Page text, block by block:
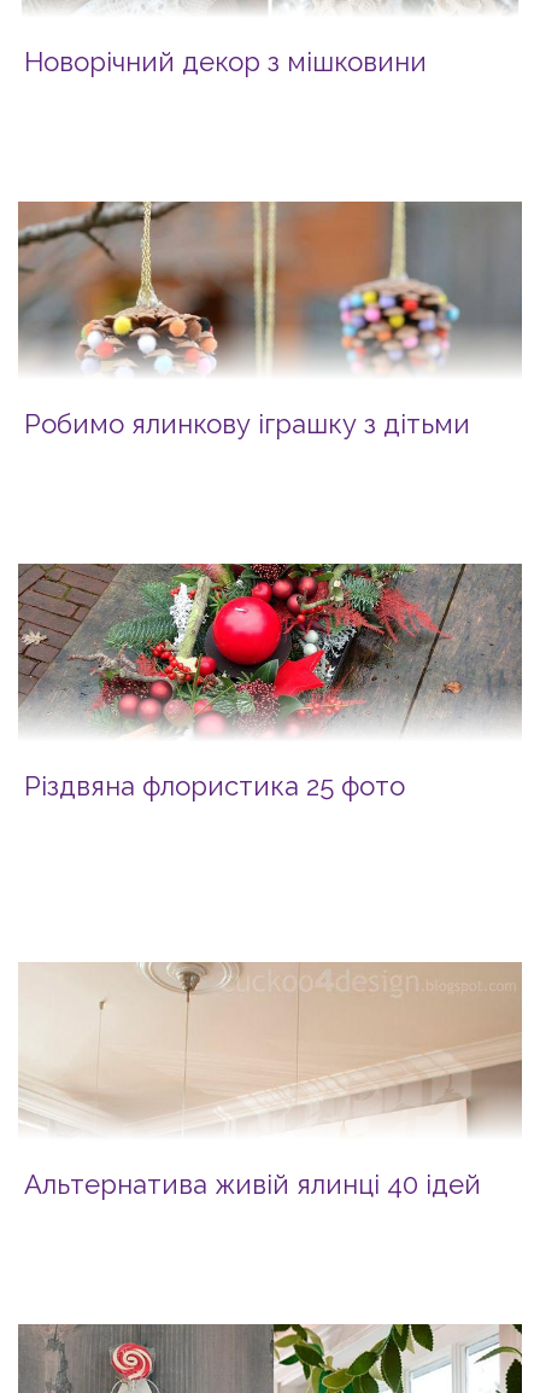
Новорічний декор з мішковини
Робимо ялинкову іграшку з дітьми
Різдвяна флористика 25 фото
Альтернатива живій ялинці 40 ідей